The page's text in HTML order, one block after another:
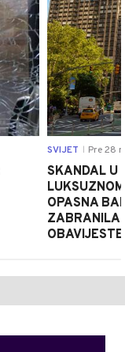
SVIJET Pre 28
SKANDAL U
OPASNA
ZABRANILA